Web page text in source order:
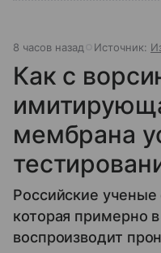
8 часов назад Источник:
Как с
мембрана
Российские
которая примерно
воспроизводит